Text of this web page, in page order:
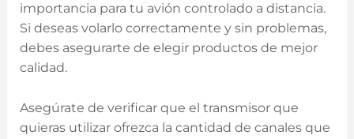
importancia para tu avión controlado a distancia.
Si deseas volarlo correctamente y sin problemas,
debes asegurarte de elegir productos de mejor
calidad.
Asegúrate de verificar que el transmisor que
quieras utilizar ofrezca la cantidad de canales que